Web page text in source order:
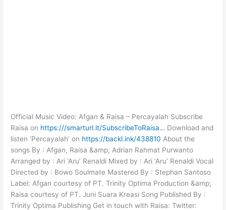
Official Music Video: Afgan & Raisa – Percayalah Subscribe
Raisa on https:///smarturl.it/SubscribeToRaisa… Download and
listen ‘Percayalah’ on https://backl.ink/438810 About the
songs By : Afgan, Raisa &amp; Adrian Rahmat Purwanto
Arranged by : Ari ‘Aru’ Renaldi Mixed by : Ari ‘Aru’ Renaldi Vocal
Directed by : Bowo Soulmate Mastered By : Stephan Santoso
Label: Afgan courtesy of PT. Trinity Optima Production &amp;
Raisa courtesy of PT. Juni Suara Kreasi Song Published By :
Trinity Optima Publishing Get in touch with Raisa: Twitter: